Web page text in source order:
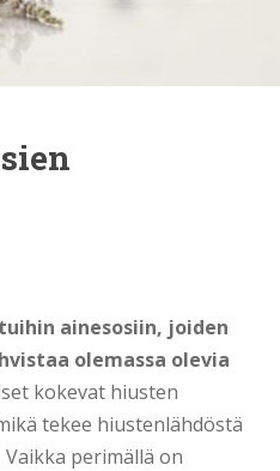
ainesosiin, joiden
olemassa olevia
kokevat hiusten
tekee hiustenlähdöstä
perimällä on